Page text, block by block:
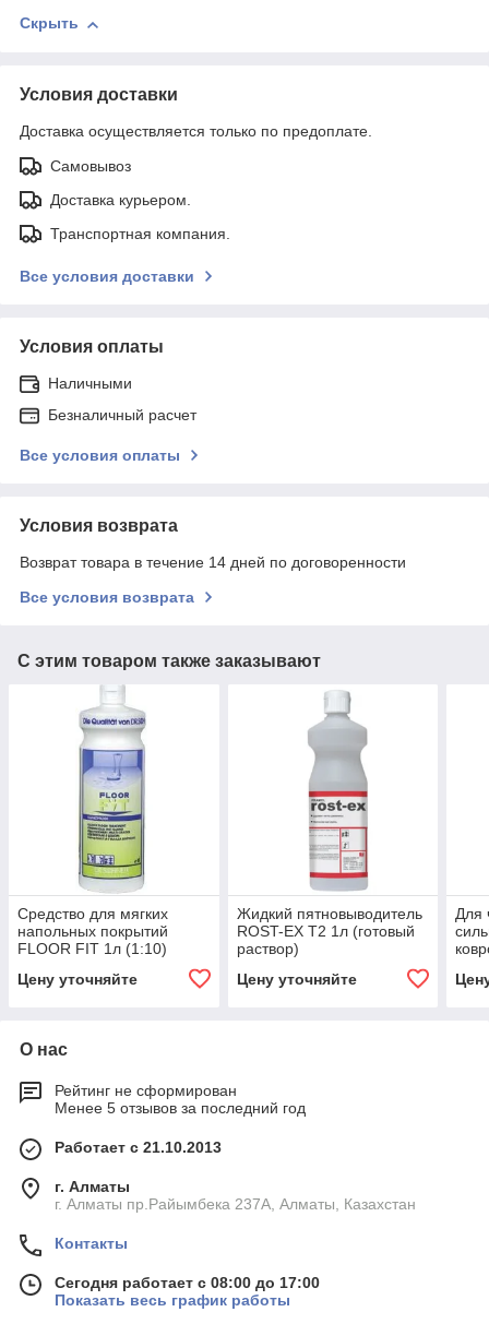
Скрыть
Условия доставки
Доставка осуществляется только по предоплате.
Самовывоз
Доставка курьером.
Транспортная компания.
Все условия доставки
Условия оплаты
Наличными
Безналичный расчет
Все условия оплаты
Условия возврата
Возврат товара в течение 14 дней по договоренности
Все условия возврата
С этим товаром также заказывают
Средство для мягких
напольных покрытий
FLOOR FIT 1л (1:10)
Цену уточняйте
Жидкий пятновыводитель
ROST-EX T2 1л (готовый
раствор)
Цену уточняйте
Для
О нас
Рейтинг не сформирован
Менее 5 отзывов за последний год
Работает с 21.10.2013
г. Алматы
г. Алматы пр.Райымбека 237А, Алматы, Казахстан
Контакты
Сегодня работает с 08:00 до 17:00
Показать весь график работы